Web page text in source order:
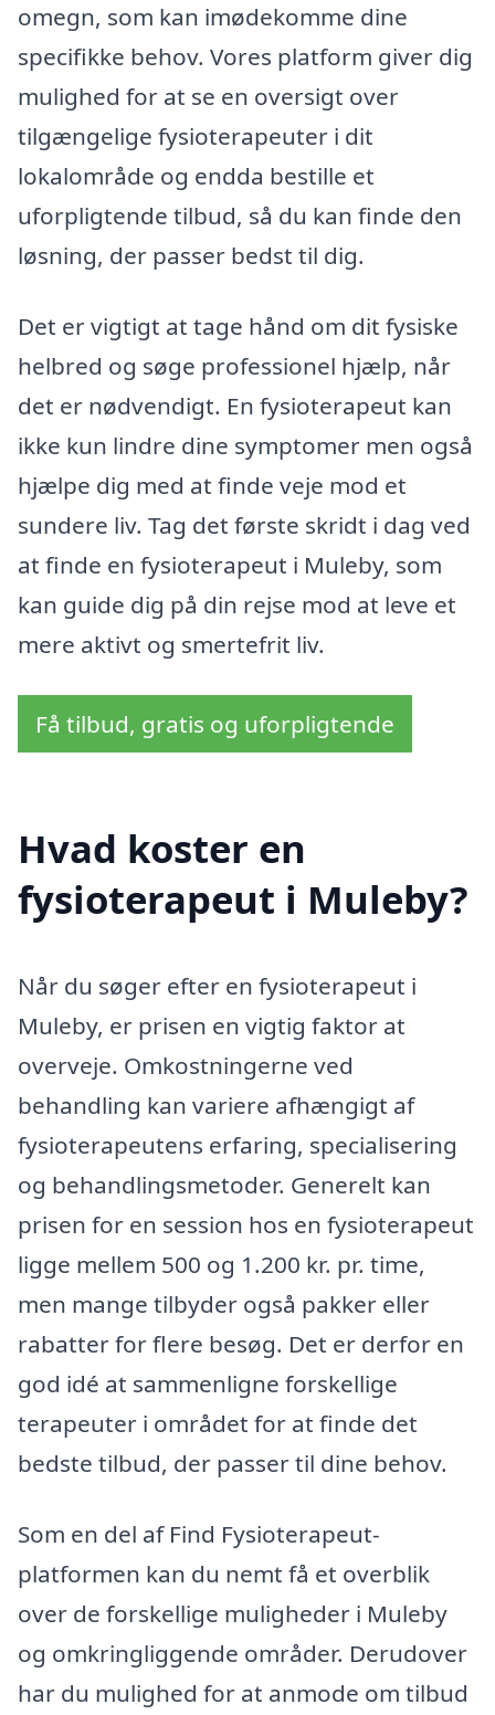
omegn, som kan imødekomme dine
specifikke behov. Vores platform giver dig
mulighed for at se en oversigt over
tilgængelige fysioterapeuter i dit
lokalområde og endda bestille et
uforpligtende tilbud, så du kan finde den
løsning, der passer bedst til dig.
Det er vigtigt at tage hånd om dit fysiske
helbred og søge professionel hjælp, når
det er nødvendigt. En fysioterapeut kan
ikke kun lindre dine symptomer men også
hjælpe dig med at finde veje mod et
sundere liv. Tag det første skridt i dag ved
at finde en fysioterapeut i Muleby, som
kan guide dig på din rejse mod at leve et
mere aktivt og smertefrit liv.
Få tilbud, gratis og uforpligtende
Hvad koster en
fysioterapeut i Muleby?
Når du søger efter en fysioterapeut i
Muleby, er prisen en vigtig faktor at
overveje. Omkostningerne ved
behandling kan variere afhængigt af
fysioterapeutens erfaring, specialisering
og behandlingsmetoder. Generelt kan
prisen for en session hos en fysioterapeut
ligge mellem 500 og 1.200 kr. pr. time,
men mange tilbyder også pakker eller
rabatter for flere besøg. Det er derfor en
god idé at sammenligne forskellige
terapeuter i området for at finde det
bedste tilbud, der passer til dine behov.
Som en del af Find Fysioterapeut-
platformen kan du nemt få et overblik
over de forskellige muligheder i Muleby
og omkringliggende områder. Derudover
har du mulighed for at anmode om tilbud